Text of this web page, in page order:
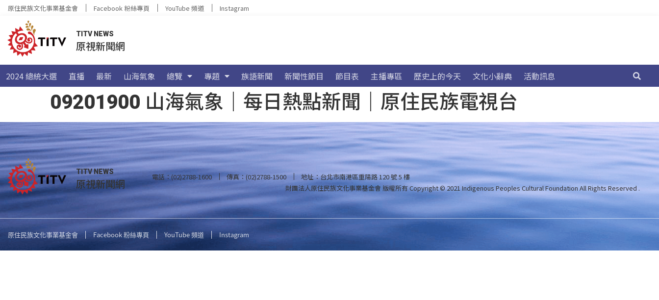
原住民族文化事業基金會 Facebook 粉絲專頁 YouTube 頻道 Instagram
TITV NEWS
原視新聞網
2024 總統大選 直播 最新 山海氣象 總覽 專題 族語新聞 新聞性節目 節目表 主播專區 歷史上的今天 文化小辭典 活動訊息
09201900 山海氣象｜每日熱點新聞｜原住民族電視台
TITV NEWS
原視新聞網 電話：(02)2788-1600 傳真：(02)2788-1500
地址：台北市南港區重陽路 120 號 5 樓
財團法人原住民族文化事業基金會 版權所有Copyright © 2021 Indigenous Peoples Cultural Foundation All Rights Reserved .
原住民族文化事業基金會 Facebook 粉絲專頁 YouTube 頻道 Instagram